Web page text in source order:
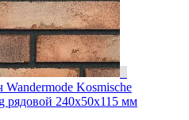
Kosmische
рядовой 240x50x115 мм